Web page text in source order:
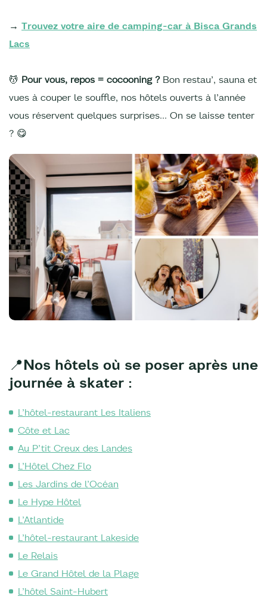
→ Trouvez votre aire de camping-car à Bisca Grands
Lacs
💆 Pour vous, repos = cocooning ?Bon restau’, sauna et
vues à couper le souffle, nos hôtels ouverts à l’année
vous réservent quelques surprises… On se laisse tenter
? 😋
📍Nos hôtels où se poser après une
journée à skater :
L’hôtel-restaurant Les Italiens
Côte et Lac
Au P’tit Creux des Landes
L’Hôtel Chez Flo
Les Jardins de l’Océan
Le Hype Hôtel
L’Atlantide
L’hôtel-restaurant Lakeside
Le Relais
Le Grand Hôtel de la Plage
L’hôtel Saint-Hubert